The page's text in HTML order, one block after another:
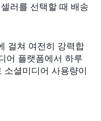
러를 선택할 때 배송
걸쳐 여전히 강력합
어 플랫폼에서 하루
소셜미디어 사용량이